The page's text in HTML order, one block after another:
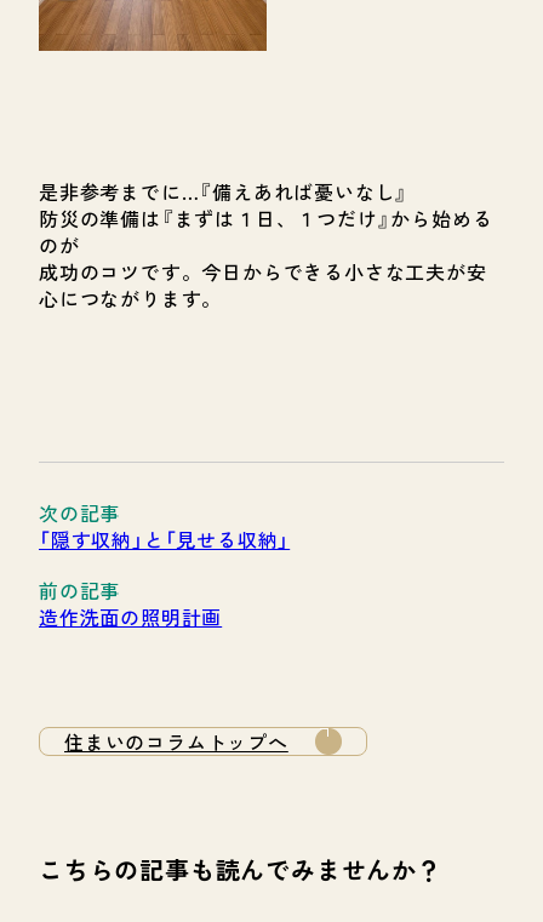
是非参考までに…『備えあれば憂いなし』
防災の準備は『まずは１日、１つだけ』から始める
のが
成功のコツです。今日からできる小さな工夫が安
心につながります。
「隠す収納」と「見せる収納」
造作洗面の照明計画
住まいのコラムトップへ
こちらの記事も読んでみませんか？